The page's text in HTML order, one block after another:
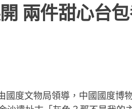
兩件甜心台
國度文物局領導，中國國度博